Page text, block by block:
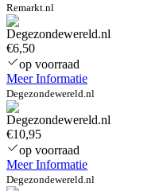
Remarkt.nl
€6,50
op voorraad
Meer Informatie
Degezondewereld.nl
€10,95
op voorraad
Meer Informatie
Degezondewereld.nl